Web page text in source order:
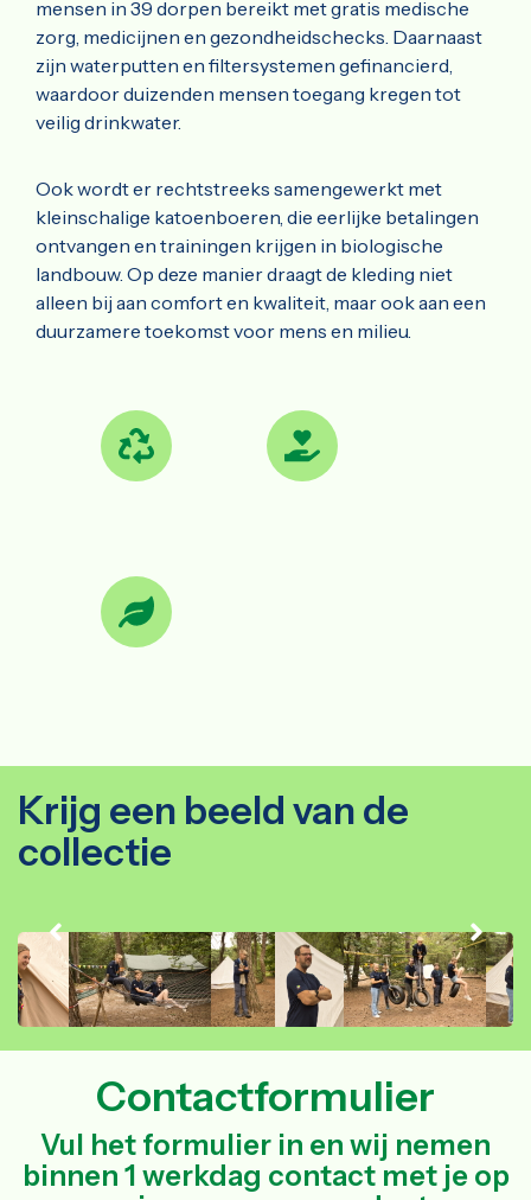
mensen in 39 dorpen bereikt met gratis medische
zorg, medicijnen en gezondheidschecks. Daarnaast
zijn waterputten en filtersystemen gefinancierd,
waardoor duizenden mensen toegang kregen tot
veilig drinkwater.
Ook wordt er rechtstreeks samengewerkt met
kleinschalige katoenboeren, die eerlijke betalingen
ontvangen en trainingen krijgen in biologische
landbouw. Op deze manier draagt de kleding niet
alleen bij aan comfort en kwaliteit, maar ook aan een
duurzamere toekomst voor mens en milieu.
Krijg een beeld van de
collectie
Contactformulier
Vul het formulier in en wij nemen
binnen 1 werkdag contact met je op